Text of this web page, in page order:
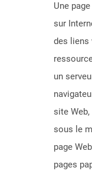
Une
sur
des liens
un
site
sous le
page
pages